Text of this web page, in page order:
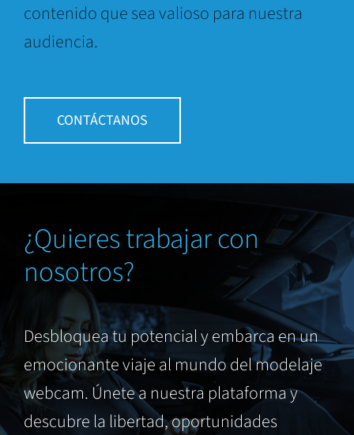
contenido que sea valioso para nuestra
audiencia.
CONTÁCTANOS
¿Quieres trabajar con
nosotros?
Desbloquea tu potencial y embarca en un
emocionante viaje al mundo del modelaje
webcam. Únete a nuestra plataforma y
descubre la libertad, oportunidades